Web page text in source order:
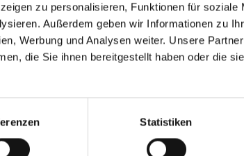
zu personalisieren, Funktionen für soziale
Außerdem geben wir Informationen zu
Werbung und Analysen weiter. Unsere
die Sie ihnen bereitgestellt haben oder die
Statistiken
Donaumetropole Wien mit Stephansdom,
Solt/bis Mohacs)